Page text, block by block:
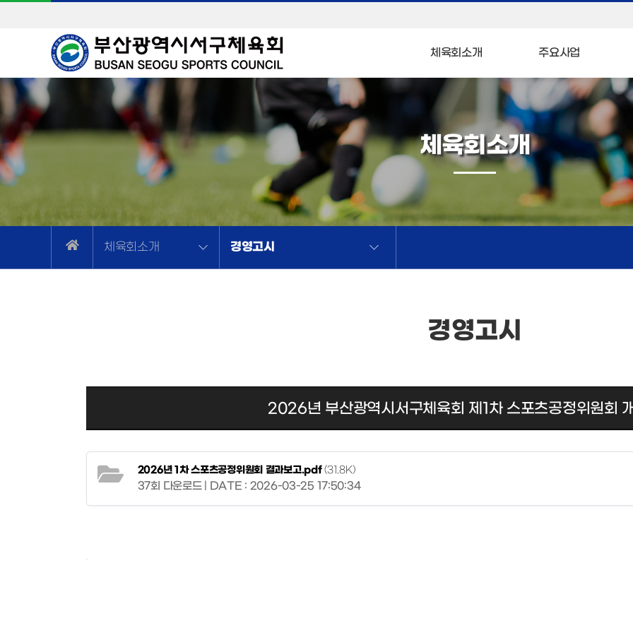
체육회소개 주요사업
체육회소개 경영고시
체육회소개
경영고시
2026년 부산광역시서구체육회 제1차 스포츠공정위원회
2026년 1차 스포츠공정위원회 결과보고.pdf(31.8K)
37회 다운로드 | DATE : 2026-03-25 17:50:34
.